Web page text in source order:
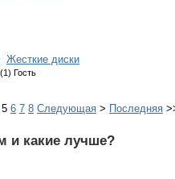
Жесткие диски
(1) Гость
5 6 7 8 Следующая > Последняя
и какие лучше?